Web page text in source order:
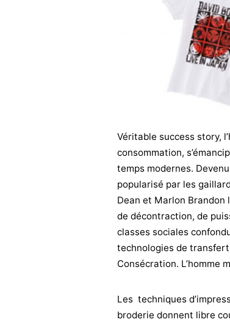
Véritable success story,
consommation,
temps modernes.
popularisé par les
Dean et Marlon Brandon
de décontraction, de
classes sociales
technologies de
Consécration. L’homme
Les techniques
broderie donnent libre